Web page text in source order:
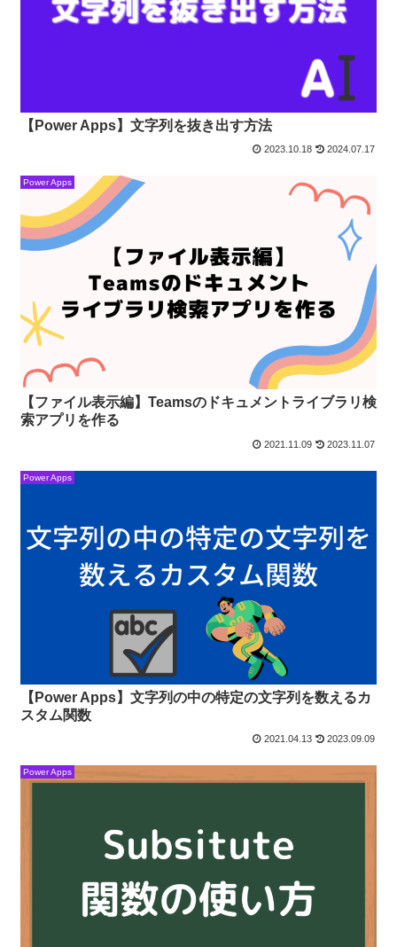
【Power Apps】文字列を抜き出す方法
2023.10.18 2024.07.17
Power Apps
【ファイル表示編】Teamsのドキュメントライブラリ検
索アプリを作る
2021.11.09 2023.11.07
Power Apps
【Power Apps】文字列の中の特定の文字列を数えるカ
スタム関数
2021.04.13 2023.09.09
Power Apps